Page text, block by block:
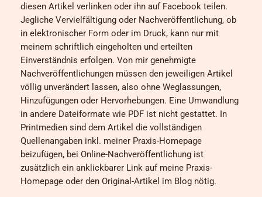
diesen Artikel verlinken oder ihn auf Facebook teilen.
Jegliche Vervielfältigung oder Nachveröffentlichung, ob
in elektronischer Form oder im Druck, kann nur mit
meinem schriftlich eingeholten und erteilten
Einverständnis erfolgen. Von mir genehmigte
Nachveröffentlichungen müssen den jeweiligen Artikel
völlig unverändert lassen, also ohne Weglassungen,
Hinzufügungen oder Hervorhebungen. Eine Umwandlung
in andere Dateiformate wie PDF ist nicht gestattet. In
Printmedien sind dem Artikel die vollständigen
Quellenangaben inkl. meiner Praxis-Homepage
beizufügen, bei Online-Nachveröffentlichung ist
zusätzlich ein anklickbarer Link auf meine Praxis-
Homepage oder den Original-Artikel im Blog nötig.